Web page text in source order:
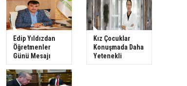
Edip Yıldızdan
Öğretmenler
Günü Mesajı
Kız Çocuklar
Konuşmada Daha
Yetenekli